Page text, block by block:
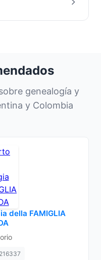
genealogía y
y Colombia
della FAMIGLIA